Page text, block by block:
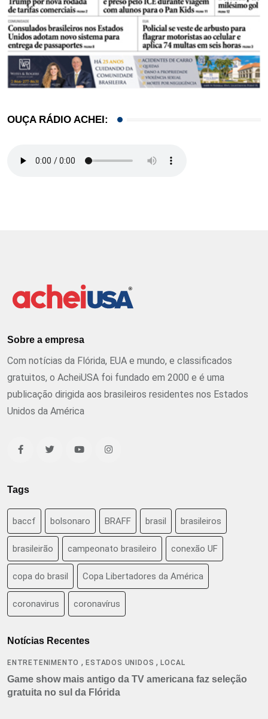
OUÇA RÁDIO ACHEI:
Sobre a empresa
Com notícias da Flórida, EUA e mundo, e classificados
gratuitos, o AcheiUSA foi fundado em 2000 e é uma
publicação dirigida aos brasileiros residentes nos Estados
Unidos da América
Tags
baccf bolsonaro BRAFF brasil brasileiros
brasileirão campeonato brasileiro conexão UF
copa do brasil Copa Libertadores da América
coronavirus coronavírus
Notícias Recentes
ENTRETENIMENTO ,ESTADOS UNIDOS ,LOCAL
Game show mais antigo da TV americana faz seleção
gratuita no sul da Flórida